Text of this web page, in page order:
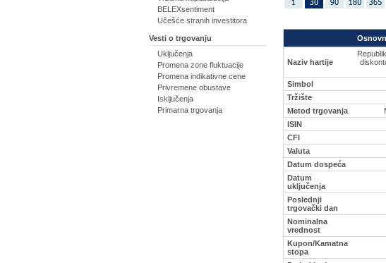
BELEXsentiment
Učešće stranih investitora
Vesti o trgovanju
Uključenja
Promena zone fluktuacije
Promena indikativne cene
Privremene obustave
Isključenja
Primarna trgovanja
Naziv hartije
Simbol
Tržište
Metod trgovanja
ISIN
CFI
Valuta
Datum dospeća
Datum
uključenja
Poslednji
trgovački dan
Nominalna
vrednost
Kupon/Kamatna
stopa